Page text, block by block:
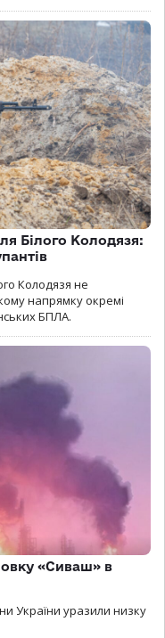
Білого Колодязя:
Колодязя не
напрямку окремі
БПЛА.
«Сиваш» в
України уразили низку